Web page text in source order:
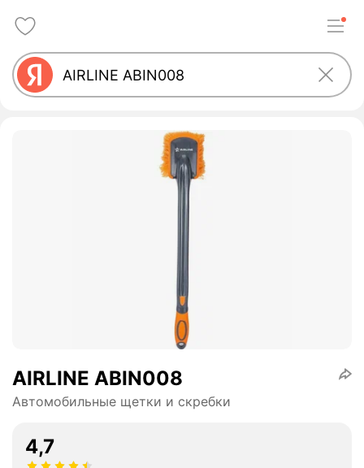
AIRLINE ABIN008
Автомобильные щетки и скребки
4,7